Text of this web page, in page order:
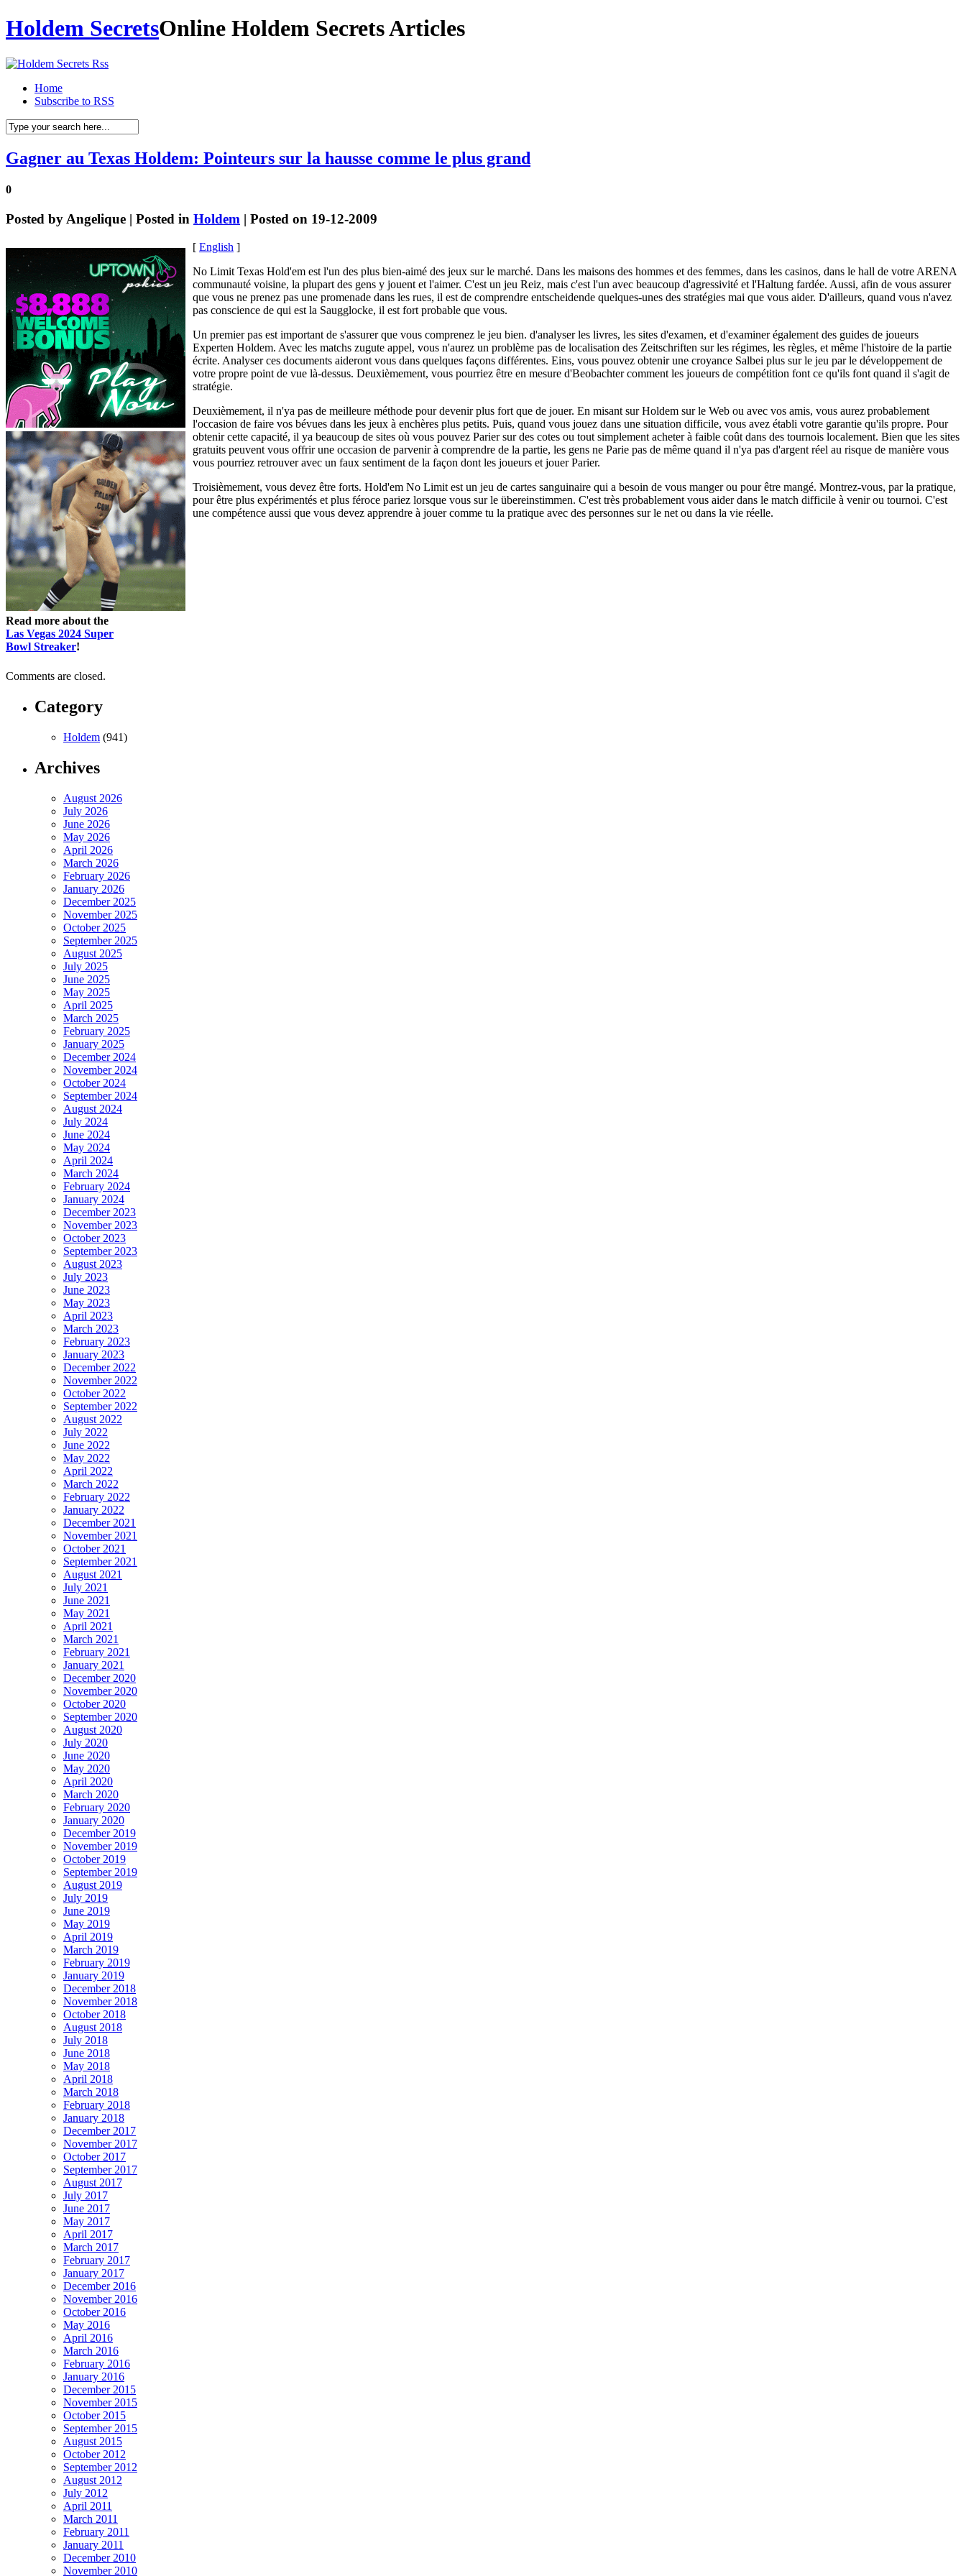
Holdem SecretsOnline Holdem Secrets Articles
Home
Subscribe to RSS
Gagner au Texas Holdem: Pointeurs sur la hausse comme le plus grand
0
Posted byAngelique | Posted in Holdem | Posted on 19-12-2009
Read more about the
Las Vegas 2024 Super
Bowl Streaker!
[ English ]
No Limit Texas Hold'em est l'un des plus bien-aimé des jeux sur le marché. Dans les maisons des hommes et des femmes, dans les casinos, dans le hall de votre ARENA
communauté voisine, la plupart des gens y jouent et l'aimer. C'est un jeu Reiz, mais c'est l'un avec beaucoup d'agressivité et l'Haltung fardée. Aussi, afin de vous assurer
que vous ne prenez pas une promenade dans les rues, il est de comprendre entscheidende quelques-unes des stratégies mai que vous aider. D'ailleurs, quand vous n'avez
pas conscience de qui est la Saugglocke, il est fort probable que vous.
Un premier pas est important de s'assurer que vous comprenez le jeu bien. d'analyser les livres, les sites d'examen, et d'examiner également des guides de joueurs
Experten Holdem. Avec les matchs zugute appel, vous n'aurez un problème pas de localisation des Zeitschriften sur les régimes, les règles, et même l'histoire de la partie
écrite. Analyser ces documents aideront vous dans quelques façons différentes. Eins, vous pouvez obtenir une croyance Salbei plus sur le jeu par le développement de
votre propre point de vue là-dessus. Deuxièmement, vous pourriez être en mesure d'Beobachter comment les joueurs de compétition font ce qu'ils font quand il s'agit de
stratégie.
Deuxièmement, il n'ya pas de meilleure méthode pour devenir plus fort que de jouer. En misant sur Holdem sur le Web ou avec vos amis, vous aurez probablement
l'occasion de faire vos bévues dans les jeux à enchères plus petits. Puis, quand vous jouez dans une situation difficile, vous avez établi votre garantie qu'ils propre. Pour
obtenir cette capacité, il ya beaucoup de sites où vous pouvez Parier sur des cotes ou tout simplement acheter à faible coût dans des tournois localement. Bien que les sites
gratuits peuvent vous offrir une occasion de parvenir à comprendre de la partie, les gens ne Parie pas de même quand il n'ya pas d'argent réel au risque de manière vous
vous pourriez retrouver avec un faux sentiment de la façon dont les joueurs et jouer Parier.
Troisièmement, vous devez être forts. Hold'em No Limit est un jeu de cartes sanguinaire qui a besoin de vous manger ou pour être mangé. Montrez-vous, par la pratique,
pour être plus expérimentés et plus féroce pariez lorsque vous sur le übereinstimmen. C'est très probablement vous aider dans le match difficile à venir ou tournoi. C'est
une compétence aussi que vous devez apprendre à jouer comme tu la pratique avec des personnes sur le net ou dans la vie réelle.
Comments are closed.
Category
Holdem (941)
Archives
August 2026
July 2026
June 2026
May 2026
April 2026
March 2026
February 2026
January 2026
December 2025
November 2025
October 2025
September 2025
August 2025
July 2025
June 2025
May 2025
April 2025
March 2025
February 2025
January 2025
December 2024
November 2024
October 2024
September 2024
August 2024
July 2024
June 2024
May 2024
April 2024
March 2024
February 2024
January 2024
December 2023
November 2023
October 2023
September 2023
August 2023
July 2023
June 2023
May 2023
April 2023
March 2023
February 2023
January 2023
December 2022
November 2022
October 2022
September 2022
August 2022
July 2022
June 2022
May 2022
April 2022
March 2022
February 2022
January 2022
December 2021
November 2021
October 2021
September 2021
August 2021
July 2021
June 2021
May 2021
April 2021
March 2021
February 2021
January 2021
December 2020
November 2020
October 2020
September 2020
August 2020
July 2020
June 2020
May 2020
April 2020
March 2020
February 2020
January 2020
December 2019
November 2019
October 2019
September 2019
August 2019
July 2019
June 2019
May 2019
April 2019
March 2019
February 2019
January 2019
December 2018
November 2018
October 2018
August 2018
July 2018
June 2018
May 2018
April 2018
March 2018
February 2018
January 2018
December 2017
November 2017
October 2017
September 2017
August 2017
July 2017
June 2017
May 2017
April 2017
March 2017
February 2017
January 2017
December 2016
November 2016
October 2016
May 2016
April 2016
March 2016
February 2016
January 2016
December 2015
November 2015
October 2015
September 2015
August 2015
October 2012
September 2012
August 2012
July 2012
April 2011
March 2011
February 2011
January 2011
December 2010
November 2010